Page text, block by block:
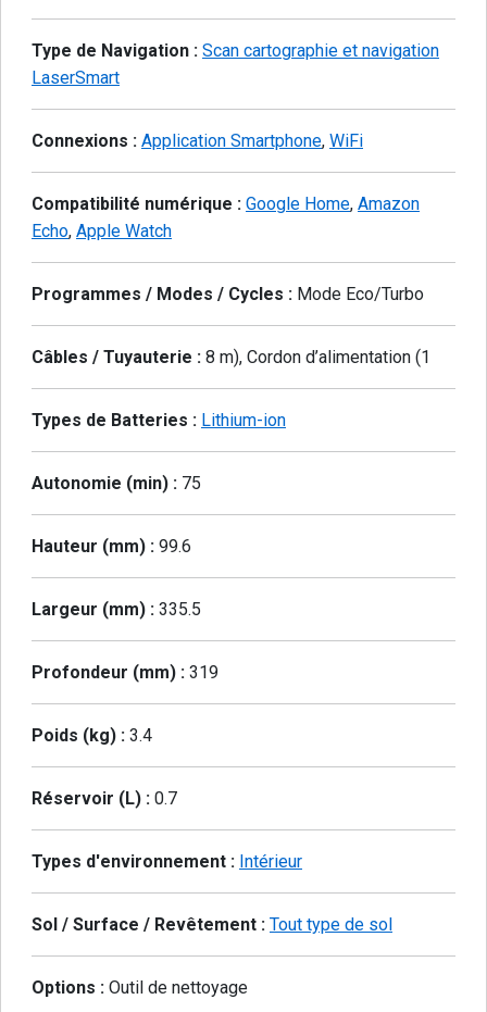
Type de Navigation : Scan cartographie et navigation
LaserSmart
Connexions : Application Smartphone, WiFi
Compatibilité numérique : Google Home, Amazon
Echo, Apple Watch
Programmes / Modes / Cycles : Mode Eco/Turbo
Câbles / Tuyauterie : 8 m), Cordon d’alimentation (1
Types de Batteries : Lithium-ion
Autonomie (min) : 75
Hauteur (mm) : 99.6
Largeur (mm) : 335.5
Profondeur (mm) : 319
Poids (kg) : 3.4
Réservoir (L) : 0.7
Types d'environnement : Intérieur
Sol / Surface / Revêtement : Tout type de sol
Options : Outil de nettoyage